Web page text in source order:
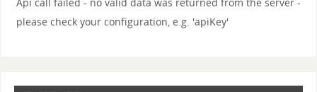
please check your configuration, e.g. 'apiKey'